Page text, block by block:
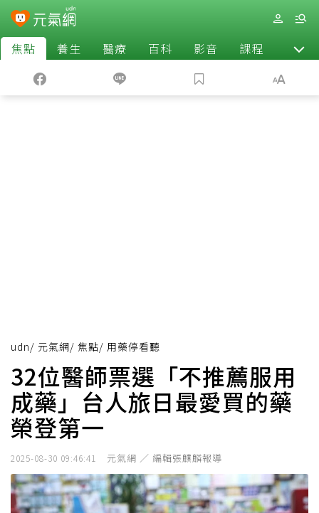
焦點 養生 醫療 百科 影音 課程 退休
udn/ 元氣網/ 焦點/ 用藥停看聽
32位醫師票選「不推薦服用
成藥」台人旅日最愛買的藥
榮登第一
2025-08-30 09:46:41 元氣網 ／ 編輯張麒麟報導